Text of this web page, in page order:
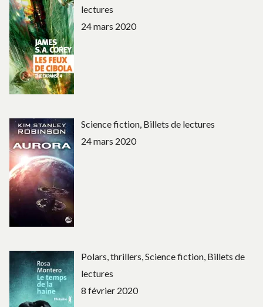
lectures
24 mars 2020
Science fiction, Billets de lectures
24 mars 2020
Polars, thrillers, Science fiction, Billets de
lectures
8 février 2020